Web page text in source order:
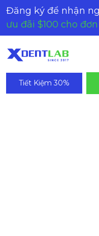
Đăng ký để nhận
ưu đãi $100 cho
Tiết Kiệm 30%